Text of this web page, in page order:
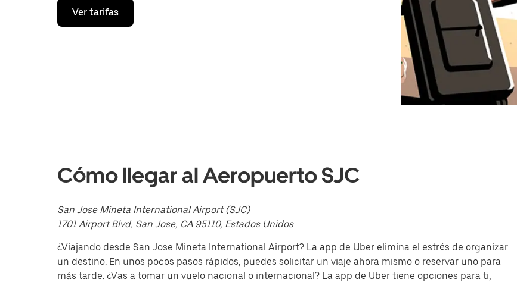
Presiona
flecha
la
tecla Esc
el
calendario.
Ver tarifas
Cómo llegar al Aeropuerto SJC
San Jose Mineta International Airport (SJC)
1701 Airport Blvd, San Jose, CA 95110, Estados Unidos
¿Viajando desde San Jose Mineta International Airport? La app de Uber elimina el estrés de organizar
un destino. En unos pocos pasos rápidos, puedes solicitar un viaje ahora mismo o reservar uno para
más tarde. ¿Vas a tomar un vuelo nacional o internacional? La app de Uber tiene opciones para ti,